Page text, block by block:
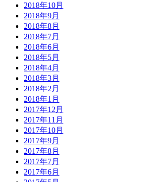
2018年10月
2018年9月
2018年8月
2018年7月
2018年6月
2018年5月
2018年4月
2018年3月
2018年2月
2018年1月
2017年12月
2017年11月
2017年10月
2017年9月
2017年8月
2017年7月
2017年6月